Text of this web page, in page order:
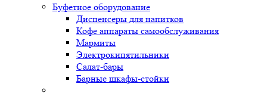
Буфетное оборудование
Диспенсеры для напитков
Кофе аппараты самообслуживания
Мармиты
Электрокипятильники
Cалат-бары
Барные шкафы-стойки